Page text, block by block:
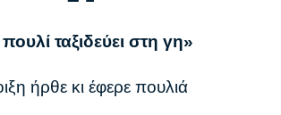
ταξιδεύει στη γη»
ήρθε κι έφερε πουλιά